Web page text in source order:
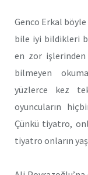
Genco Erkal
bile iyi bildikleri
en zor
bilmeyen
yüzlerce kez
oyuncuların
Çünkü tiyatro,
tiyatro onların